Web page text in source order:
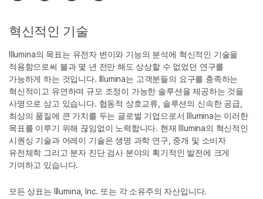
혁신적인 기술
Illumina의 목표는 유전자 변이와 기능의 분석에 혁신적인 기술을
적용함으로써 불과 몇 년 전만 해도 상상할 수 없었던 연구를
가능하게 하는 것입니다. Illumina는 고객분들의 요구를 충족하는
혁신적이고 유연하며 규모 조정이 가능한 솔루션을 제공하는 것을
사명으로 삼고 있습니다. 협동적 상호교류, 솔루션의 신속한 공급,
최상의 품질에 큰 가치를 두는 글로벌 기업으로서 Illumina는 이러한
목표를 이루기 위해 끊임없이 노력합니다. 현재 Illumina의 혁신적인
시퀀싱 기술과 어레이 기술은 생명 과학 연구, 중개 및 소비자
유전체학 그리고 분자 진단 검사 분야의 획기적인 발전에 크게
기여하고 있습니다.
모든 상표는 Illumina, Inc. 또는 각 소유주의 자산입니다.